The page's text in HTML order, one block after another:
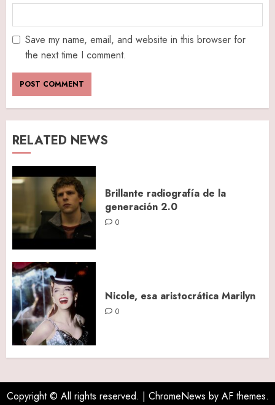
Save my name, email, and website in this browser for
the next time I comment.
RELATED NEWS
Brillante radiografía de la
generación 2.0
0
Nicole, esa aristocrática Marilyn
0
Copyright © All rights reserved. | ChromeNews by AF themes.